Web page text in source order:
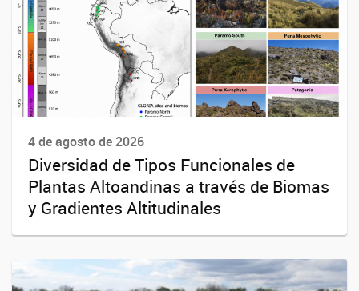
4 de agosto de 2026
Diversidad de Tipos Funcionales de
Plantas Altoandinas a través de Biomas
y Gradientes Altitudinales